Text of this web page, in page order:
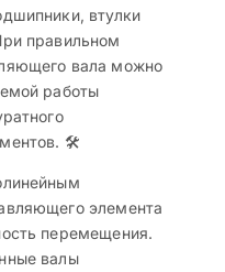
втулки
правильном
вала можно
работы
🛠️
элемента
перемещения.
валы